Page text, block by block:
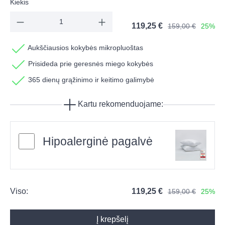
Kiekis
119,25 € 159,00 € 25%
Aukščiausios kokybės mikropluoštas
Prisideda prie geresnės miego kokybės
365 dienų grąžinimo ir keitimo galimybė
Kartu rekomenduojame:
Hipoalerginė pagalvė
Viso: 119,25 € 159,00 € 25%
Į krepšelį